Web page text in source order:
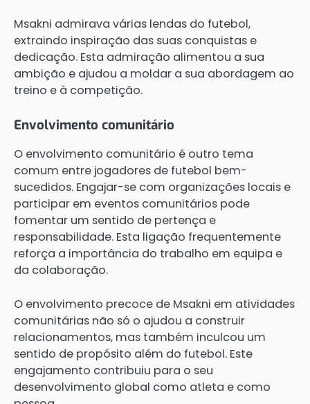
Msakni admirava várias lendas do futebol,
extraindo inspiração das suas conquistas e
dedicação. Esta admiração alimentou a sua
ambição e ajudou a moldar a sua abordagem ao
treino e à competição.
Envolvimento comunitário
O envolvimento comunitário é outro tema
comum entre jogadores de futebol bem-
sucedidos. Engajar-se com organizações locais e
participar em eventos comunitários pode
fomentar um sentido de pertença e
responsabilidade. Esta ligação frequentemente
reforça a importância do trabalho em equipa e
da colaboração.
O envolvimento precoce de Msakni em atividades
comunitárias não só o ajudou a construir
relacionamentos, mas também inculcou um
sentido de propósito além do futebol. Este
engajamento contribuiu para o seu
desenvolvimento global como atleta e como